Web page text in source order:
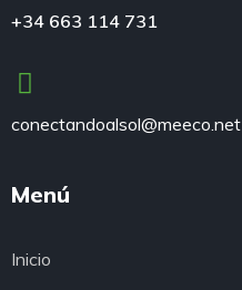
+34 663 114 731
conectandoalsol@meeco.net
Menú
Inicio